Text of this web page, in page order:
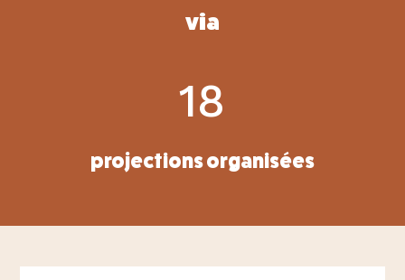
via
18
projections organisées